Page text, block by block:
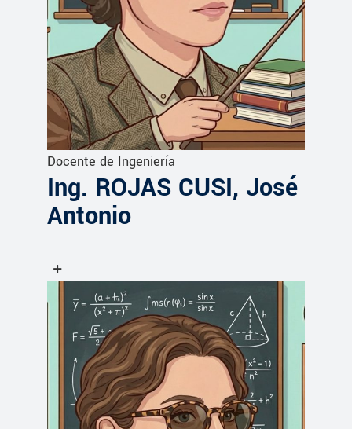
Docente de Ingeniería
Ing. ROJAS CUSI, José
Antonio